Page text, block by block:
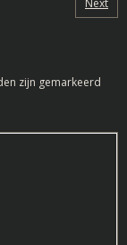
zijn gemarkeerd